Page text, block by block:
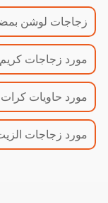
زجاجات لوشن
مورد زجاجات
مورد حاويات كرات
مورد زجاجات